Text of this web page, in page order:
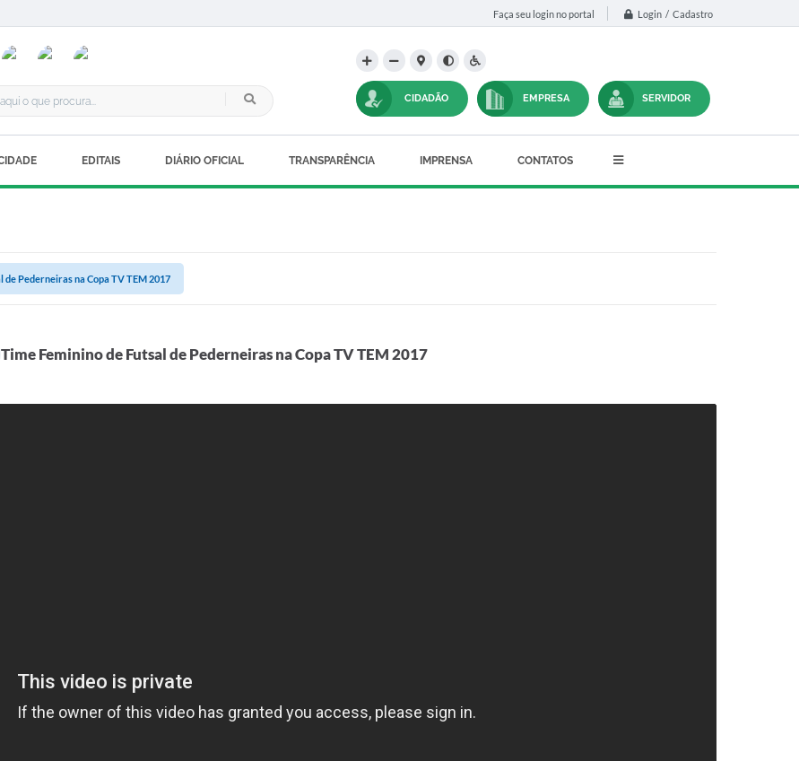
Faça seu login no portal Login / Cadastro
CIDADÃO EMPRESA SERVIDOR
EDITAIS DIÁRIO OFICIAL TRANSPARÊNCIA IMPRENSA CONTATOS
de Pederneiras na Copa TV TEM 2017
Time Feminino de Futsal de Pederneiras na Copa TV TEM 2017